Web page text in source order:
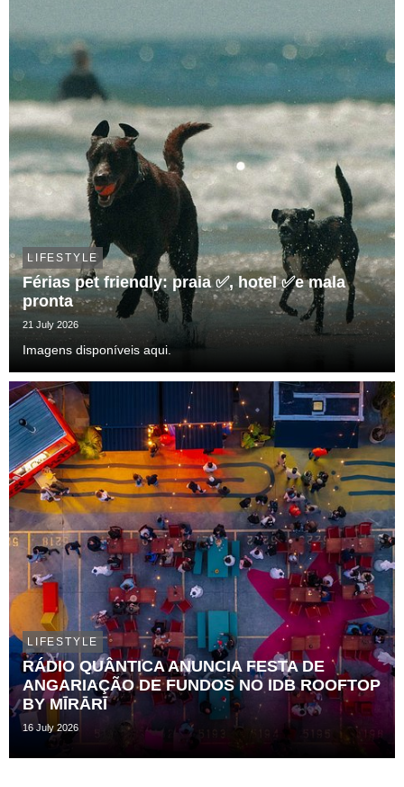
LIFESTYLE
Férias pet friendly: praia ✅, hotel ✅e mala
pronta
21 July 2026
Imagens disponíveis aqui.
LIFESTYLE
RÁDIO QUÂNTICA ANUNCIA FESTA DE
ANGARIAÇÃO DE FUNDOS NO IDB ROOFTOP
BY MĪRĀRĪ
16 July 2026